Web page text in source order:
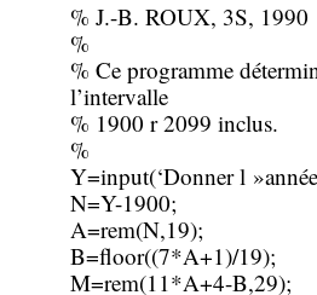
% J.-B. ROUX, 3S, 1990
%
% Ce programme
l’intervalle
% 1900 r 2099 inclus.
%
Y=input(‘Donner l
N=Y-1900;
A=rem(N,19);
B=floor((7*A+1)/19);
M=rem(11*A+4-B,29);